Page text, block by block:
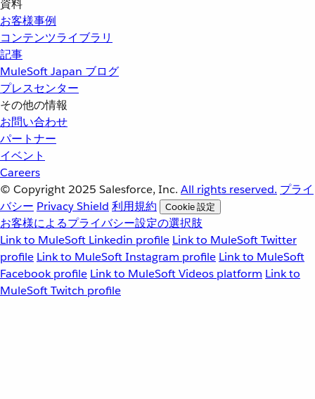
資料
お客様事例
コンテンツライブラリ
記事
MuleSoft Japan ブログ
プレスセンター
その他の情報
お問い合わせ
パートナー
イベント
Careers
© Copyright 2025 Salesforce, Inc. All rights reserved. プライ
バシー Privacy Shield 利用規約 Cookie 設定
お客様によるプライバシー設定の選択肢
Link to MuleSoft Linkedin profile Link to MuleSoft Twitter
profile Link to MuleSoft Instagram profile Link to MuleSoft
Facebook profile Link to MuleSoft Videos platform Link to
MuleSoft Twitch profile